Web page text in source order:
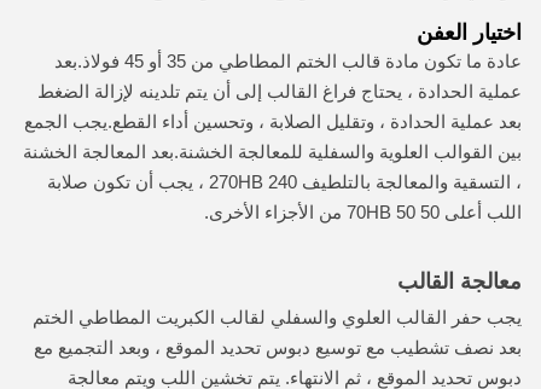
اختيار العفن
عادة ما تكون مادة قالب الختم المطاطي من 35 أو 45 فولاذ.بعد
عملية الحدادة ، يحتاج فراغ القالب إلى أن يتم تلدينه لإزالة الضغط
بعد عملية الحدادة ، وتقليل الصلابة ، وتحسين أداء القطع.يجب الجمع
بين القوالب العلوية والسفلية للمعالجة الخشنة.بعد المعالجة الخشنة
، التسقية والمعالجة بالتلطيف 240 270HB ، يجب أن تكون صلابة
اللب أعلى 50 50 70HB من الأجزاء الأخرى.
معالجة القالب
يجب حفر القالب العلوي والسفلي لقالب الكبريت المطاطي الختم
بعد نصف تشطيب مع توسيع دبوس تحديد الموقع ، وبعد التجميع مع
دبوس تحديد الموقع ، ثم الانتهاء. يتم تخشين اللب ويتم معالجة